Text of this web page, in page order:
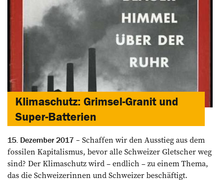
Klimaschutz: Grimsel-Granit und
Super-Batterien
15. Dezember 2017
Schaffen wir den Ausstieg aus dem
fossilen Kapitalismus, bevor alle Schweizer Gletscher weg
sind? Der Klimaschutz wird – endlich – zu einem Thema,
das die Schweizerinnen und Schweizer beschäftigt.